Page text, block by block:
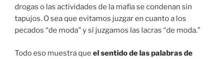
drogas o las actividades de la mafia se condenan sin
tapujos. O sea que evitamos juzgar en cuanto a los
pecados “de moda” y sí juzgamos las lacras “de moda.”
Todo eso muestra que el sentido de las palabras de